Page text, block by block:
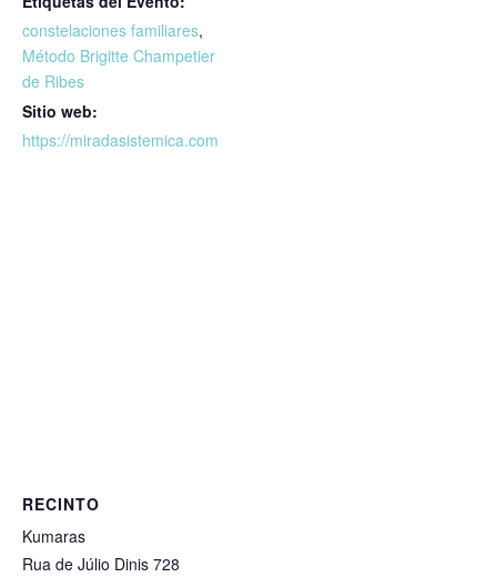
constelaciones familiares,
Método Brigitte Champetier
de Ribes
Sitio web:
https://miradasistemica.com
RECINTO
Kumaras
Rua de Júlio Dinis 728